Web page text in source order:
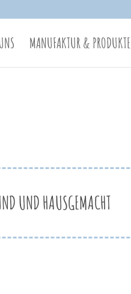
MANUFAKTUR & PRODUKTE
UND HAUSGEMACHT